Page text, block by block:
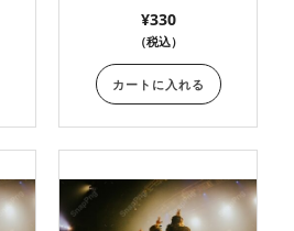
¥330
（税込）
カートに入れる